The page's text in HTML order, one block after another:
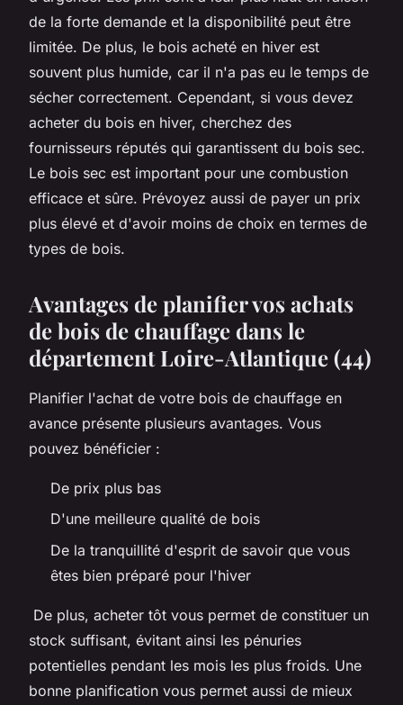
de la forte demande et la disponibilité peut être
limitée. De plus, le bois acheté en hiver est
souvent plus humide, car il n'a pas eu le temps de
sécher correctement. Cependant, si vous devez
acheter du bois en hiver, cherchez des
fournisseurs réputés qui garantissent du bois sec.
Le bois sec est important pour une combustion
efficace et sûre. Prévoyez aussi de payer un prix
plus élevé et d'avoir moins de choix en termes de
types de bois.
Avantages de planifier vos achats
de bois de chauffage dans le
département Loire-Atlantique (44)
Planifier l'achat de votre bois de chauffage en
avance présente plusieurs avantages. Vous
pouvez bénéficier :
De prix plus bas
D'une meilleure qualité de bois
De la tranquillité d'esprit de savoir que vous
êtes bien préparé pour l'hiver
De plus, acheter tôt vous permet de constituer un
stock suffisant, évitant ainsi les pénuries
potentielles pendant les mois les plus froids. Une
bonne planification vous permet aussi de mieux